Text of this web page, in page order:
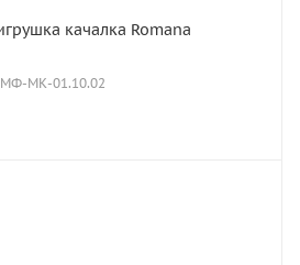
качалка Romana
МК-01.10.02